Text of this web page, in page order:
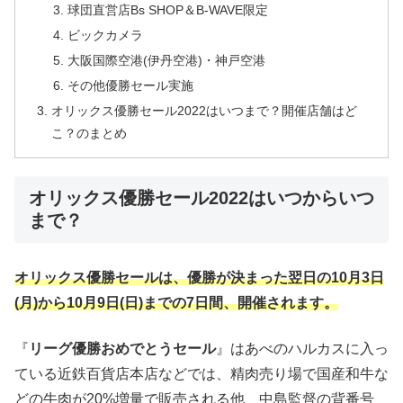
球団直営店Bs SHOP＆B-WAVE限定
ビックカメラ
大阪国際空港(伊丹空港)・神戸空港
その他優勝セール実施
オリックス優勝セール2022はいつまで？開催店舗はど
こ？のまとめ
オリックス優勝セール2022はいつからいつ
まで？
オリックス優勝セールは、優勝が決まった翌日の10月3日
(月)から10月9日(日)までの7日間、開催されます。
『 リーグ優勝おめでとうセール』はあべのハルカスに入っ
ている近鉄百貨店本店などでは、精肉売り場で国産和牛な
どの牛肉が20%増量で販売される他、中島監督の背番号